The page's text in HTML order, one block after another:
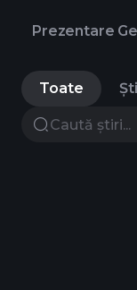
Prezentare
Toate